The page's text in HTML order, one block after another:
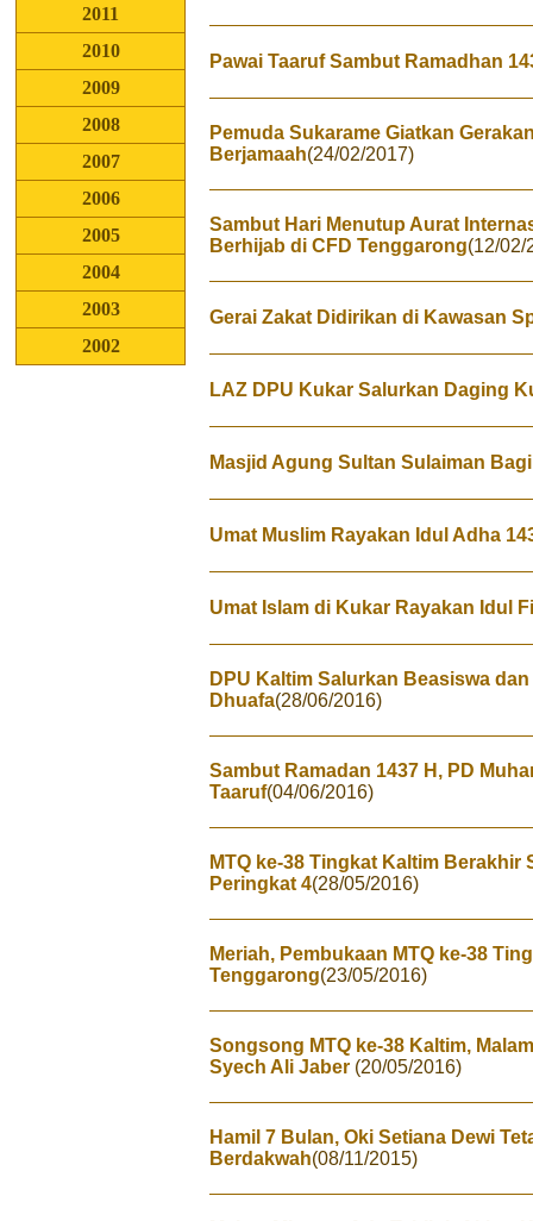
2011
2010
2009
2008
2007
2006
2005
2004
2003
2002
Pawai Taaruf Sambut Ramadhan
Pemuda Sukarame Giatkan
Berjamaah(24/02/2017)
Sambut Hari Menutup Aurat
Berhijab di CFD Tenggarong(12/02/
Gerai Zakat Didirikan di Kawasan
LAZ DPU Kukar Salurkan Daging
Masjid Agung Sultan Sulaiman
Umat Muslim Rayakan Idul Adha
Umat Islam di Kukar Rayakan Idul
DPU Kaltim Salurkan Beasiswa
Dhuafa(28/06/2016)
Sambut Ramadan 1437 H, PD
Taaruf(04/06/2016)
MTQ ke-38 Tingkat Kaltim
Peringkat 4(28/05/2016)
Meriah, Pembukaan MTQ ke-38
Tenggarong(23/05/2016)
Songsong MTQ ke-38 Kaltim,
Syech Ali Jaber (20/05/2016)
Hamil 7 Bulan, Oki Setiana Dewi
Berdakwah(08/11/2015)